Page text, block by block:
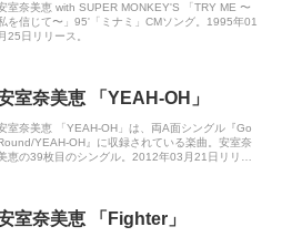
室奈美恵 with SUPER MONKEY'S 「TRY ME 〜
を信じて〜」95'「ミナミ」CMソング。1995年01
月25日リリース。
室奈美恵 「YEAH-OH」
室奈美恵 「YEAH-OH」は、両A面シングル『Go
YEAH-OH』に収録されている楽曲。安室奈
恵の39枚目のシングル。2012年03月21日リリー
室奈美恵 「Fighter」